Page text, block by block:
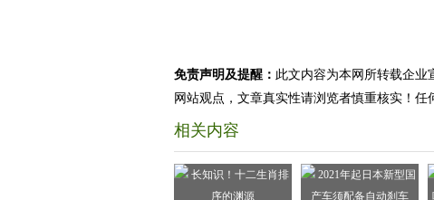
免责声明及提醒： 此文内容为本网所转载企业
网站观点，文章真实性请浏览者慎重核实！
相关内容